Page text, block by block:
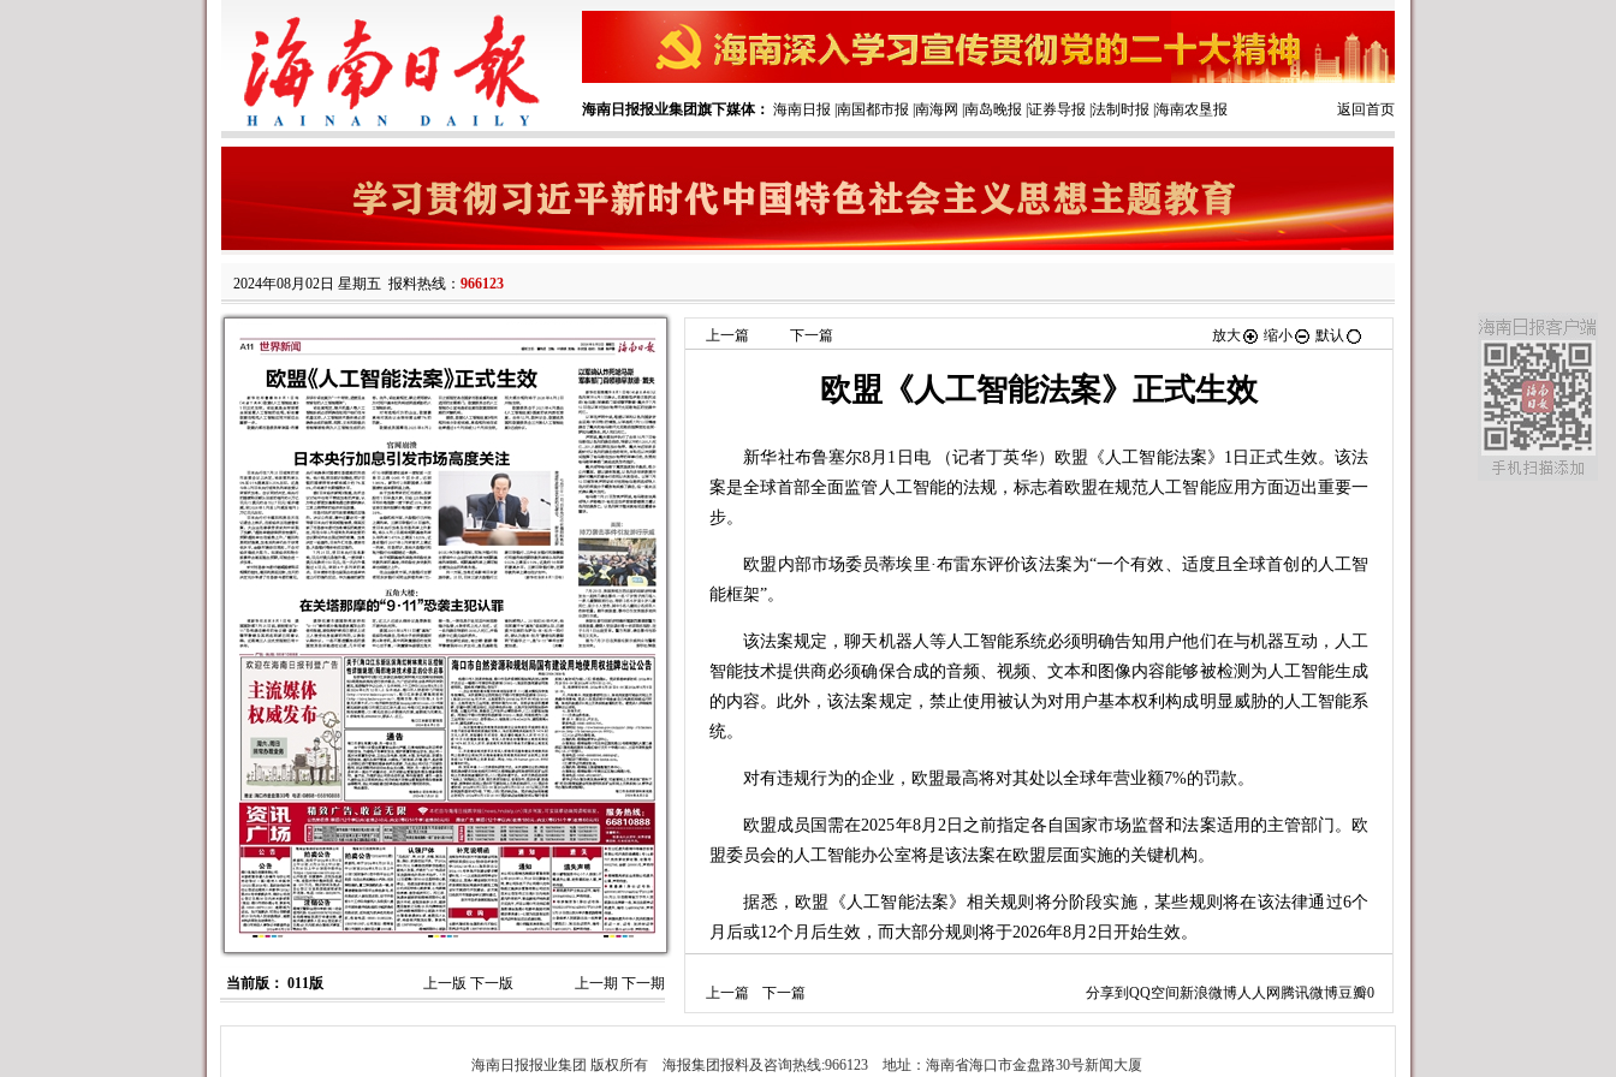
海南日报报业集团旗下媒体： 海南日报 南国都市报 南海网 南岛晚报 证券导报 法制时报 海南农垦报 返回首页
2024年08月02日 星期五 报料热线： 966123
当前版： 011版 上一版 下一版 上一期 下一期
上一篇 下一篇 放大 缩小 默认
欧盟《人工智能法案》正式生效
新华社布鲁塞尔8月1日电 （记者丁英华）欧盟《人工智能法案》1日正式生效。该法
案是全球首部全面监管人工智能的法规，标志着欧盟在规范人工智能应用方面迈出重要一
步。
欧盟内部市场委员蒂埃里·布雷东评价该法案为“一个有效、适度且全球首创的人工智
能框架”。
该法案规定，聊天机器人等人工智能系统必须明确告知用户他们在与机器互动，人工
智能技术提供商必须确保合成的音频、视频、文本和图像内容能够被检测为人工智能生成
的内容。此外，该法案规定，禁止使用被认为对用户基本权利构成明显威胁的人工智能系
统。
对有违规行为的企业，欧盟最高将对其处以全球年营业额7%的罚款。
欧盟成员国需在2025年8月2日之前指定各自国家市场监督和法案适用的主管部门。欧
盟委员会的人工智能办公室将是该法案在欧盟层面实施的关键机构。
据悉，欧盟《人工智能法案》相关规则将分阶段实施，某些规则将在该法律通过6个
月后或12个月后生效，而大部分规则将于2026年8月2日开始生效。
洲议会、欧盟成员国和欧盟委员会三方就《人工智能法案》达成协议。
上一篇 下一篇 分享到 QQ空间新浪微博人人网 腾讯微博豆瓣0